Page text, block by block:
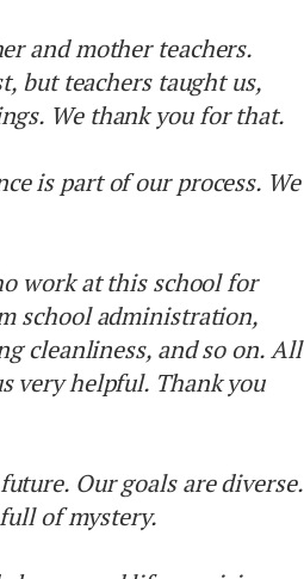
and mother teachers.
but teachers taught us,
We thank you for that.
is part of our process. We
work at this school for
school administration,
cleanliness, and so on. All
very helpful. Thank you
Our goals are diverse.
of mystery.